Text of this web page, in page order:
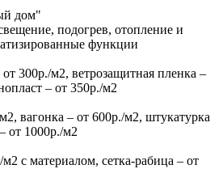
дом"
подогрев, отопление и
функции
300р./м2, ветрозащитная пленка –
– от 350р./м2
вагонка – от 600р./м2, штукатурка
от 1000р./м2
с материалом, сетка-рабица – от